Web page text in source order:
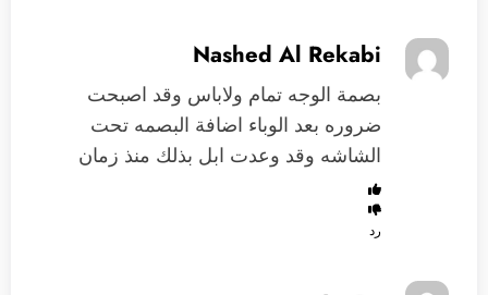
Nashed Al Rekabi
بصمة الوجه تمام ولاباس وقد اصبحت
ضروره بعد الوباء اضافة البصمه تحت
الشاشه وقد وعدت ابل بذلك منذ زمان
رد